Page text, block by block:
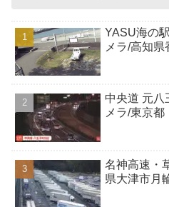
YASU海の
メラ/高知県
中央道 元八
メラ/東京都
名神高速・
県大津市月